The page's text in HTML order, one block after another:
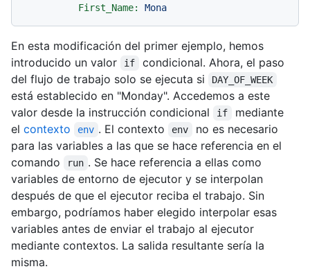
First_Name:
Mona
En esta modificación del primer ejemplo, hemos
introducido un valor
if
condicional. Ahora, el paso
del flujo de trabajo solo se ejecuta si
DAY_OF_WEEK
está establecido en "Monday". Accedemos a este
valor desde la instrucción condicional
if
mediante
el contexto env . El contexto env
no es necesario
para las variables a las que se hace referencia en el
comando
run . Se hace referencia a ellas como
variables de entorno de ejecutor y se interpolan
después de que el ejecutor reciba el trabajo. Sin
embargo, podríamos haber elegido interpolar esas
variables antes de enviar el trabajo al ejecutor
mediante contextos. La salida resultante sería la
misma.